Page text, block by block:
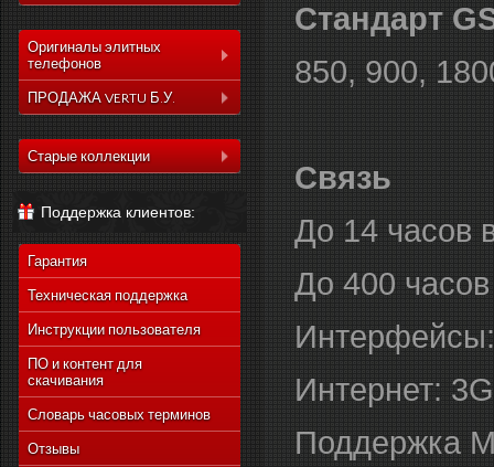
Оригиналы элитных
телефонов
Коллекция Aster
Коллекция Signature
Коллекция Signature
Коллекция Новый
Signature Touch
ПРОДАЖА VERTU Б.У.
Коллекция Constelation
Коллекция Ascent
Touch
Коллекция Новый
Signature Touch
Старые коллекции
Vertu Ascent X
Vertu Constellation Ayxta
Vertu Constellation Pure
Vertu Constellation Exotic
Vertu Constellation Vivre
Vertu Signature S Design
Vertu Constellation
Vertu Constellation
Monogram
Поддержка клиентов:
Гарантия
Техническая поддержка
Инструкции пользователя
ПО и контент для
скачивания
Словарь часовых терминов
Отзывы
Стандарт
850, 900,
Связь
До 14 часов
До 400
Интернет:
Поддержка